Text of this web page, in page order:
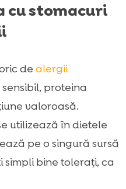
stomacuri
de alergii
proteina
valoroasă.
utilizează în dietele
pe o singură sursă
bine tolerați, ca